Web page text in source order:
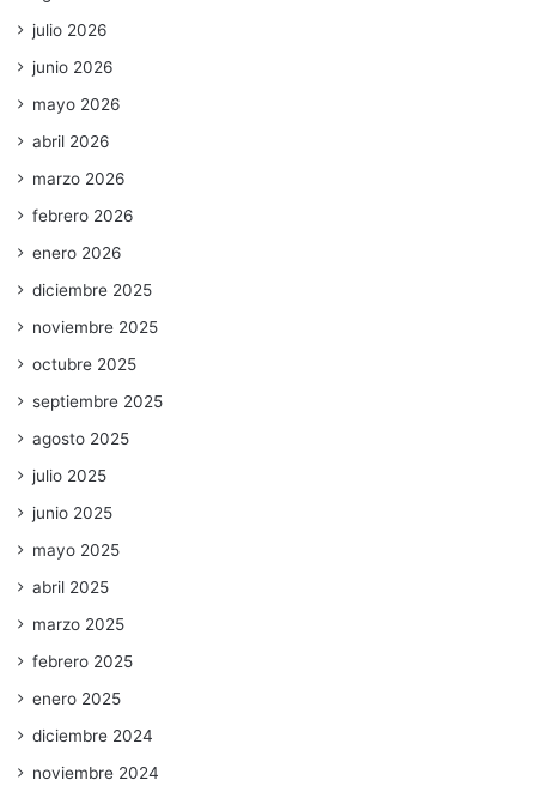
julio 2026
junio 2026
mayo 2026
abril 2026
marzo 2026
febrero 2026
enero 2026
diciembre 2025
noviembre 2025
octubre 2025
septiembre 2025
agosto 2025
julio 2025
junio 2025
mayo 2025
abril 2025
marzo 2025
febrero 2025
enero 2025
diciembre 2024
noviembre 2024